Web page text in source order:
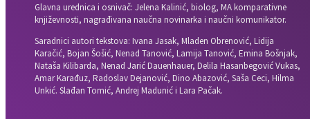
Glavna urednica i osnivač: Jelena Kalinić, biolog, MA komparativne
književnosti, nagrađivana naučna novinarka i naučni komunikator.
Saradnici autori tekstova: Ivana Jasak, Mladen Obrenović, Lidija
Karačić, Bojan Šošić, Nenad Tanović, Lamija Tanović, Emina Bošnjak,
Nataša Kilibarda, Nenad Jarić Dauenhauer, Delila Hasanbegović Vukas,
Amar Karađuz, Radoslav Dejanović, Dino Abazović, Saša Ceci, Hilma
Unkić. Slađan Tomić, Andrej Madunić i Lara Pačak.